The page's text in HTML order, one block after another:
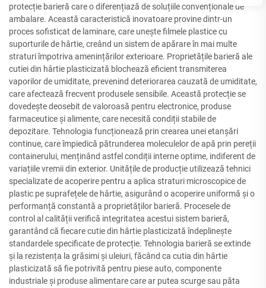
protecție barieră care o diferențiază de soluțiile convenționale de
ambalare. Această caracteristică inovatoare provine dintr-un
proces sofisticat de laminare, care unește filmele plastice cu
suporturile de hârtie, creând un sistem de apărare în mai multe
straturi împotriva amenințărilor exterioare. Proprietățile barieră ale
cutiei din hârtie plasticizată blochează eficient transmiterea
vaporilor de umiditate, prevenind deteriorarea cauzată de umiditate,
care afectează frecvent produsele sensibile. Această protecție se
dovedește deosebit de valoroasă pentru electronice, produse
farmaceutice și alimente, care necesită condiții stabile de
depozitare. Tehnologia funcționează prin crearea unei etanșări
continue, care împiedică pătrunderea moleculelor de apă prin pereții
containerului, menținând astfel condiții interne optime, indiferent de
variațiile vremii din exterior. Unitățile de producție utilizează tehnici
specializate de acoperire pentru a aplica straturi microscopice de
plastic pe suprafețele de hârtie, asigurând o acoperire uniformă și o
performanță constantă a proprietăților barieră. Procesele de
control al calității verifică integritatea acestui sistem barieră,
garantând că fiecare cutie din hârtie plasticizată îndeplinește
standardele specificate de protecție. Tehnologia barieră se extinde
și la rezistența la grăsimi și uleiuri, făcând ca cutia din hârtie
plasticizată să fie potrivită pentru piese auto, componente
industriale și produse alimentare care ar putea scurge sau păta